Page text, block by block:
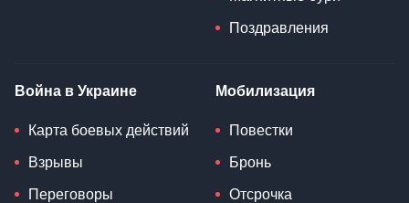
Поздравления
Война в Украине
Карта боевых действий
Взрывы
Переговоры
Мобилизация
Повестки
Бронь
Отсрочка